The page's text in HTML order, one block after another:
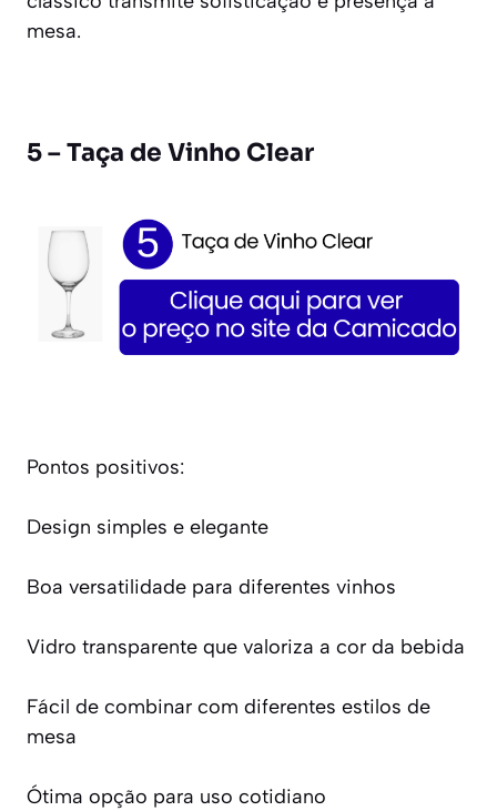
mesa.
5 – Taça de Vinho Clear
Pontos positivos:
Design simples e elegante
Boa versatilidade para diferentes vinhos
Vidro transparente que valoriza a cor da bebida
Fácil de combinar com diferentes estilos de
mesa
Ótima opção para uso cotidiano